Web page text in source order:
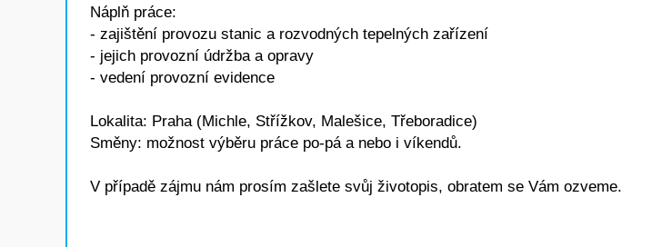
Náplň práce:
- zajištění provozu stanic a rozvodných tepelných zařízení
- jejich provozní údržba a opravy
- vedení provozní evidence
Lokalita: Praha (Michle, Střížkov, Malešice, Třeboradice)
Směny: možnost výběru práce po-pá a nebo i víkendů.
V případě zájmu nám prosím zašlete svůj životopis, obratem se Vám ozveme.